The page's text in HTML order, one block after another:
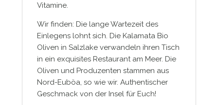
Vitamine.
Wir finden: Die lange Wartezeit des
Einlegens lohnt sich. Die Kalamata Bio
Oliven in Salzlake verwandeln ihren Tisch
in ein exquisites Restaurant am Meer. Die
Oliven und Produzenten stammen aus
Nord-Euböa, so wie wir. Authentischer
Geschmack von der Insel für Euch!